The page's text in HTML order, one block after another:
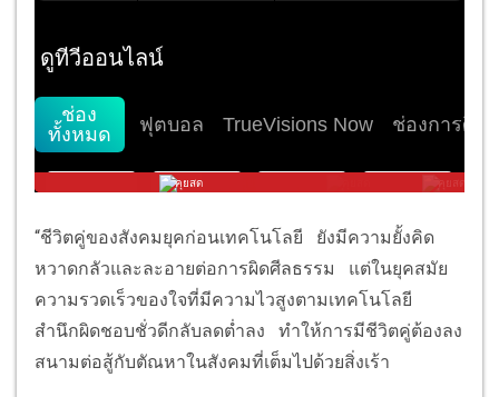
“ชีวิตคู่ของสังคมยุคก่อนเทคโนโลยี ยังมีความยั้งคิด
หวาดกลัวและละอายต่อการผิดศีลธรรม แต่ในยุคสมัย
ความรวดเร็วของใจที่มีความไวสูงตามเทคโนโลยี
สำนึกผิดชอบชั่วดีกลับลดต่ำลง ทำให้การมีชีวิตคู่ต้องลง
สนามต่อสู้กับตัณหาในสังคมที่เต็มไปด้วยสิ่งเร้า